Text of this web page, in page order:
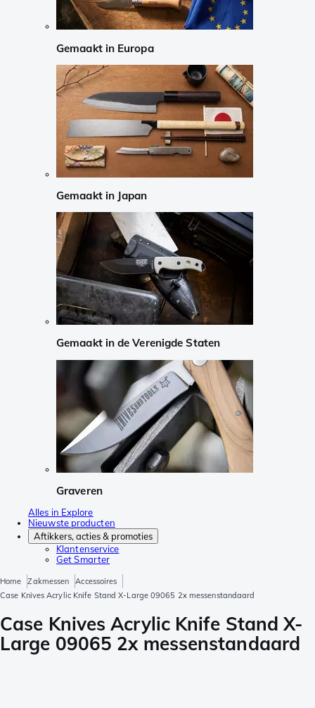
Gemaakt in Europa
Gemaakt in Japan
Gemaakt in de Verenigde Staten
Graveren
Alles in Explore
Nieuwste producten
Aftikkers, acties & promoties
Klantenservice
Get Smarter
Home Zakmessen
Accessoires
Case Knives Acrylic Knife Stand X-Large 09065 2x messenstandaard
Case Knives Acrylic Knife Stand X-
Large 09065 2x messenstandaard